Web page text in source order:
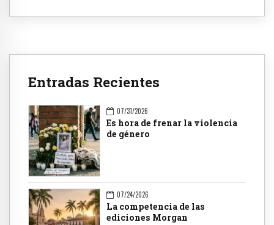
Entradas Recientes
07/31/2026
Es hora de frenar la violencia
de género
07/24/2026
La competencia de las
ediciones Morgan